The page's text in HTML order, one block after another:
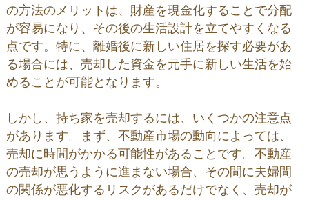
の方法のメリットは、財産を現金化することで分配
が容易になり、その後の生活設計を立てやすくなる
点です。特に、離婚後に新しい住居を探す必要があ
る場合には、売却した資金を元手に新しい生活を始
めることが可能となります。
しかし、持ち家を売却するには、いくつかの注意点
があります。まず、不動産市場の動向によっては、
売却に時間がかかる可能性があることです。不動産
の売却が思うように進まない場合、その間に夫婦間
の関係が悪化するリスクがあるだけでなく、売却が